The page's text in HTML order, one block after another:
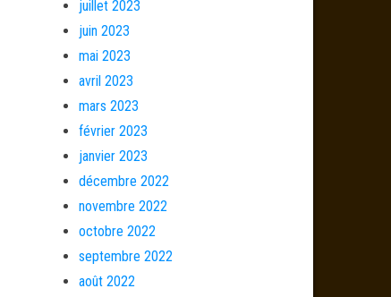
juillet 2023
juin 2023
mai 2023
avril 2023
mars 2023
février 2023
janvier 2023
décembre 2022
novembre 2022
octobre 2022
septembre 2022
août 2022